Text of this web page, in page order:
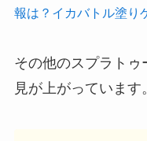
報は？イカバトル塗り
その他のスプラト
見が上がっています。